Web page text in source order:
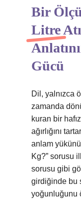
Bir
Litre
Gücü
Dil, yalnızca
zamanda
kuran bir
ağırlığını
anlam yükünü
Kg?” sorusu
sorusu gibi
girdiğinde bu
yoğunluğunu